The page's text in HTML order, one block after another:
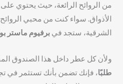
من الروائح الرائعة، حيث يحتوي
الأذواق. سواء كنت من محبي الروائح
الشرقية، ستجد فيبرفيوم ماستر
ولأن كل عطر داخل هذا الصندوق
طلبًا، فإنك تضمن بأنك تستثمر في